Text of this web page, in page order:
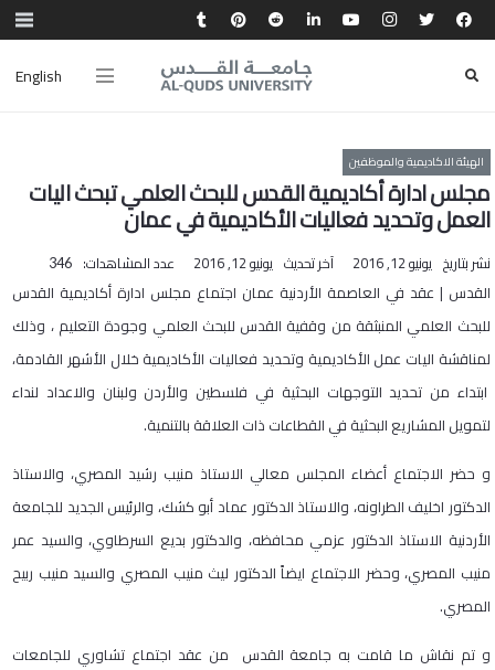
English
الهيئة الاكاديمية والموظفين
مجلس ادارة أكاديمية القدس للبحث العلمي تبحث اليات
العمل وتحديد فعاليات الأكاديمية في عمان
نشر بتاريخ يونيو 12, 2016 آخر تحديث يونيو 12, 2016 عدد المشاهدات: 346
القدس | عقد في العاصمة الأردنية عمان اجتماع مجلس ادارة أكاديمية القدس
للبحث العلمي المنبثقة من وقفية القدس للبحث العلمي وجودة التعليم ، وذلك
لمناقشة اليات عمل الأكاديمية وتحديد فعاليات الأكاديمية خلال الأشهر القادمة،
ابتداء من تحديد التوجهات البحثية في فلسطين والأردن ولبنان والاعداد لنداء
لتمويل المشاريع البحثية في القطاعات ذات العلاقة بالتنمية.
و حضر الاجتماع أعضاء المجلس معالي الاستاذ منيب رشيد المصري، والاستاذ
الدكتور اخليف الطراونه، والاستاذ الدكتور عماد أبو كشك، والرئيس الجديد للجامعة
الأردنية الاستاذ الدكتور عزمي محافظه، والدكتور بديع السرطاوي، والسيد عمر
منيب المصري، وحضر الاجتماع ايضاً الدكتور ليث منيب المصري والسيد منيب ربيح
المصري.
و تم نقاش ما قامت به جامعة القدس من عقد اجتماع تشاوري للجامعات